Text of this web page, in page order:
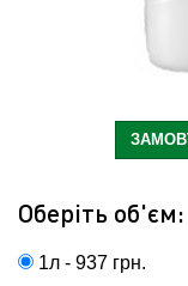
Оберіть об'єм:
1л - 937 грн.